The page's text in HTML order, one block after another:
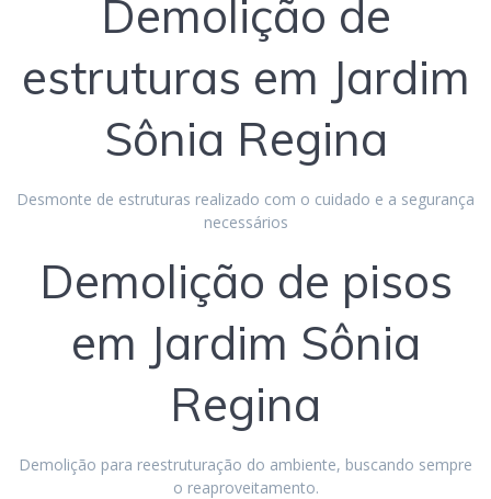
Demolição de
estruturas em Jardim
Sônia Regina
Desmonte de estruturas realizado com o cuidado e a segurança
necessários
Demolição de pisos
em Jardim Sônia
Regina
Demolição para reestruturação do ambiente, buscando sempre
o reaproveitamento.